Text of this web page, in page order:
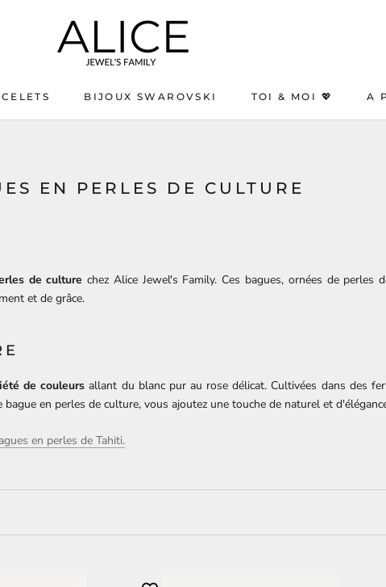
BIJOUX SWAROVSKI
TOI & MOI 💖
A
EN PERLES DE CULTURE
de culture chez Alice Jewel's Family. Ces bagues, ornées de perles
et de grâce.
de couleurs allant du blanc pur au rose délicat. Cultivées dans des
en perles de culture, vous ajoutez une touche de naturel et
en perles de Tahiti.